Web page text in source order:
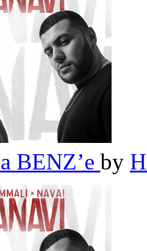
BENZ’е by